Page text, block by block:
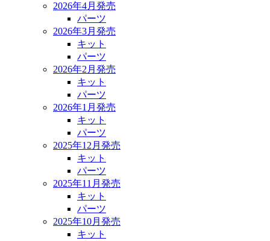
2026年4月発売
パーツ
2026年3月発売
キット
パーツ
2026年2月発売
キット
パーツ
2026年1月発売
キット
パーツ
2025年12月発売
キット
パーツ
2025年11月発売
キット
パーツ
2025年10月発売
キット